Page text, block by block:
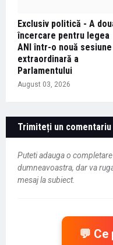
Exclusiv politică - A
încercare pentru legea
ANI într-o nouă sesiune
extraordinară a
Parlamentului
August 03, 2026
Trimiteți un comentariu
Puteti adauga o
dumneavoastra, dar va
mesaj la subiect.
💬